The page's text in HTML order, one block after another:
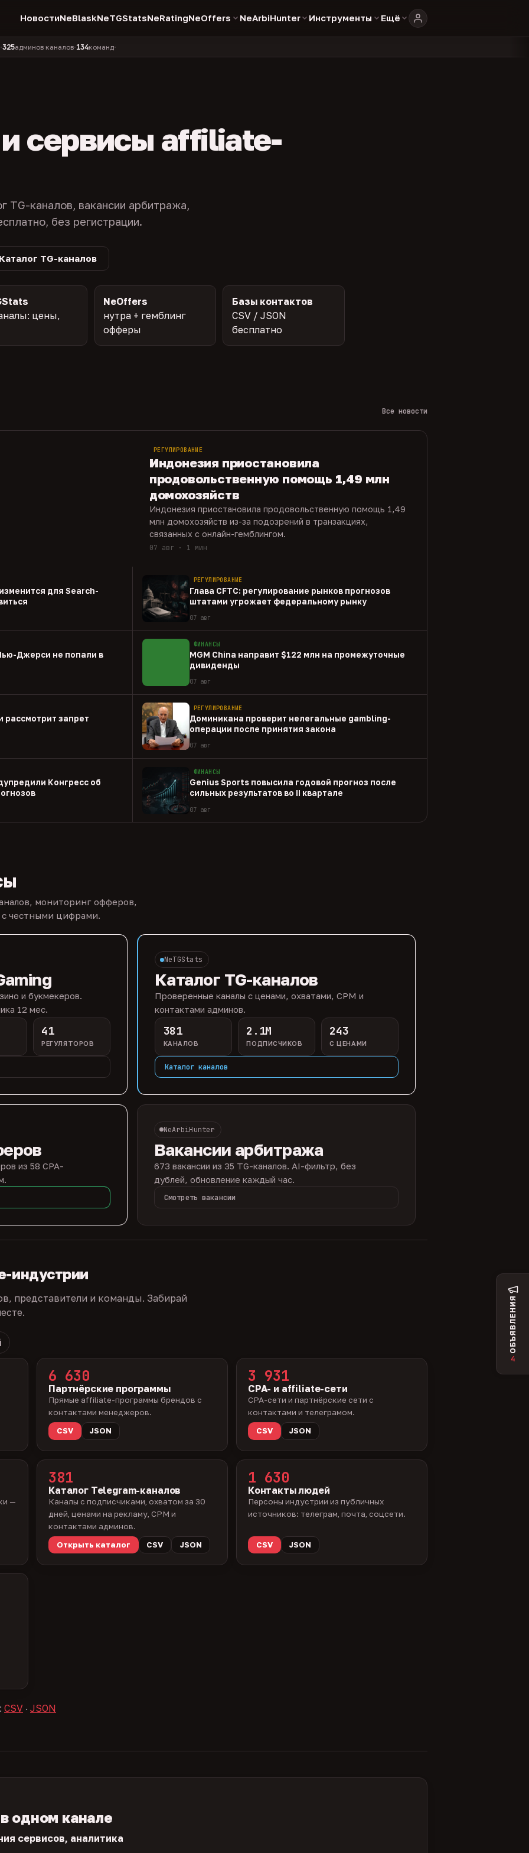
НовостиNeBlaskNeTGStatsNeRatingNeOffers NeArbiHunter Инструменты Ещё
каналов•134команд• 11 990
сервисы affiliate-
TG-каналов, вакансии арбитража,
без регистрации.
TG-каналов
цены,
NeOffers
нутра + гемблинг
офферы
Базы контактов
CSV / JSON
бесплатно
Все новости
РЕГУЛИРОВАНИЕ
Индонезия приостановила
продовольственную помощь 1,49 млн
домохозяйств
Индонезия приостановила продовольственную помощь 1,49
млн домохозяйств из-за подозрений в транзакциях,
связанных с онлайн-гемблингом.
07 авг · 1 мин
для Search-
РЕГУЛИРОВАНИЕ
Глава CFTC: регулирование рынков прогнозов
штатами угрожает федеральному рынку
07 авг
Джерси не попали в
ФИНАНСЫ
MGM China направит $122 млн на промежуточные
дивиденды
07 авг
рассмотрит запрет
РЕГУЛИРОВАНИЕ
Доминикана проверит нелегальные gambling-
операции после принятия закона
07 авг
Конгресс об
ФИНАНСЫ
Genius Sports повысила годовой прогноз после
сильных результатов во II квартале
07 авг
мониторинг офферов,
с честными цифрами.
и букмекеров.
12 мес.
41
РЕГУЛЯТОРОВ
NeTGStats
Каталог TG-каналов
Проверенные каналы с ценами, охватами, CPM и
контактами админов.
381
КАНАЛОВ
2.1M
ПОДПИСЧИКОВ
243
С ЦЕНАМИ
Каталог каналов
из 58 CPA-
NeArbiHunter
Вакансии арбитража
673 вакансии из 35 TG-каналов. AI-фильтр, без
дублей, обновление каждый час.
Смотреть вакансии
индустрии
представители и команды. Забирай
6 630
Партнёрские программы
Прямые affiliate-программы брендов с
контактами менеджеров.
CSV
JSON
3 931
CPA- и affiliate-сети
CPA-сети и партнёрские сети с
контактами и телеграмом.
CSV
JSON
—
381
Каталог Telegram-каналов
Каналы с подписчиками, охватом за 30
дней, ценами на рекламу, CPM и
контактами админов.
Открыть каталог
CSV JSON
1 630
Контакты людей
Персоны индустрии из публичных
источников: телеграм, почта, соцсети.
CSV JSON
CSV · JSON
одном канале
сервисов, аналитика
ОБЪЯВЛЕНИЯ
4